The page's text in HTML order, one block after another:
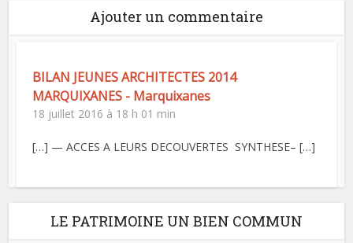
Ajouter un commentaire
BILAN JEUNES ARCHITECTES 2014
MARQUIXANES - Marquixanes
18 juillet 2016 à 18 h 01 min
[…] — ACCES A LEURS DECOUVERTES SYNTHESE– […]
LE PATRIMOINE UN BIEN COMMUN